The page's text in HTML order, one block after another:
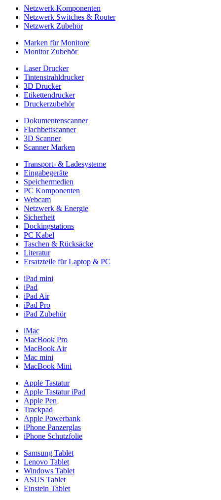
Netzwerk Komponenten
Netzwerk Switches & Router
Netzwerk Zubehör
Marken für Monitore
Monitor Zubehör
Laser Drucker
Tintenstrahldrucker
3D Drucker
Etikettendrucker
Druckerzubehör
Dokumentenscanner
Flachbettscanner
3D Scanner
Scanner Marken
Transport- & Ladesysteme
Eingabegeräte
Speichermedien
PC Komponenten
Webcam
Netzwerk & Energie
Sicherheit
Dockingstations
PC Kabel
Taschen & Rücksäcke
Literatur
Ersatzteile für Laptop & PC
iPad mini
iPad
iPad Air
iPad Pro
iPad Zubehör
iMac
MacBook Pro
MacBook Air
Mac mini
MacBook Mini
Apple Tastatur
Apple Tastatur iPad
Apple Pen
Trackpad
Apple Powerbank
iPhone Panzerglas
iPhone Schutzfolie
Samsung Tablet
Lenovo Tablet
Windows Tablet
ASUS Tablet
Einstein Tablet